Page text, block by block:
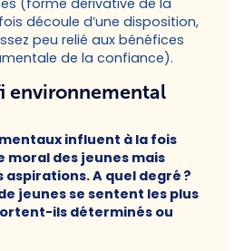
découle d’une disposition,
peu relié aux bénéfices
de la confiance).
environnemental
influent à la fois
moral des jeunes mais
A quel degré ?
jeunes se sentent les plus
ils déterminés ou